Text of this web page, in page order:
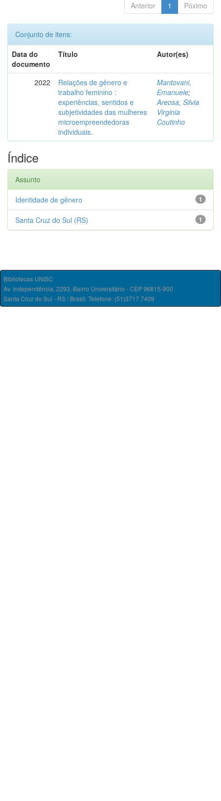
Anterior 1 Póximo
Conjunto de itens:
Data do
documento
Título Autor(es)
2022
Relações de gênero e
trabalho feminino :
experiências, sentidos e
subjetividades das mulheres
microempreendedoras
individuais.
Mantovani,
Emanuele;
Areosa, Silvia
Virginia
Coutinho
Índice
Assunto
1
Identidade de gênero
1
Santa Cruz do Sul (RS)
Bibliotecas UNISC
Av. Independência, 2293, Bairro Universitário - CEP 96815-900
Santa Cruz do Sul - RS / Brasil. Telefone: (51)3717.7409